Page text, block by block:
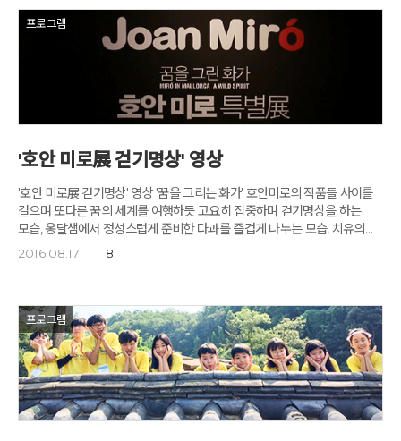
디자인, 영화 등에서 수많은 작품을 남겼습니다. 달리는 무의식의 세계를
탐구하는데 '프로이드'의 이론을 적용하였습니다. 이는 자신만의 표현방법을
구사하는데 견고한 토대가 됩니다. 서랍이나 둥근 알, 녹아내리는 시계, 우주
코끼리 등은 인간의 내면을 작품 속에 드러낸 다양한 상징입니다. 달팽이
이미지 또한 프로이드와의 만남과 긴밀한 연관성이 있습니다. 달팽이는
부드러움(몸체)과 딱딱함(껍질)을 동시에 지닌 역설적인 동물이기
때문입니다. 느린 달팽이 위의 날개달린 천사는 제약 없는 속도를 가진 신의
전달자로 달팽이가 날개를 달고 파도를 타는 역동성을 선물합니다. '우리는
모두 내면에 돈키호테를 가지고 있다. 그리고 모두 각자의 풍차가 있다. 나도
마찬가지다.' 베르나르 뷔페의 말입니다. 그림 앞에서 깊은 사색에 잠긴
고도원님입니다. 20세기 최고의 거장 세 사람의 예술을 만나는 것은 세
개의 우주를 만나는 일이며 그들을 통해 내 안의 우주를 만나는 일입니다.
20대의 나이에 피카소의 대항마로 떠올랐던 베르나르 뷔페는 2차 대전을
겪은 도시의 삭막하고 쓸쓸한 풍경과 메마른 사람들, 좌절의 초상을
황량함을 만납니다. 영상으로 만나는 뷔페와 그의 작품입니다. 누구보다
주목받는 삶을 살았지만 성공 뒤의 쓸쓸함과 슬픔을 함께 앓았던 화가,
어쩌면 그것은 모든 예술가의 숙명인지도 모릅니다. 미술관 걷기명상 후
'작음 음악회'로 이어진 예술치유시간, 'M&M Concerts'의 현악
4중주단을 소개하는 윤나라 실장입니다. 한여름 밤의 미술관, 뷔페의
그림에 둘러싸여 듣는 현악의 선율은 파리의 살롱으로 시공간을 옮긴 듯
감미롭습니다. 음악과 그림과 사람이 서로 젖고 스며들어 하나로 완성되는
프로그램
'호안 미로展 걷기명상' 영상
'호안 미로展 걷기명상' 영상 '꿈을 그리는 화가' 호안미로의 작품들 사이를
걸으며 또다른 꿈의 세계를 여행하듯 고요히 집중하며 걷기명상을 하는
모습, 옹달샘에서 정성스럽게 준비한 다과를 즐겁게 나누는 모습, 치유의
음악을 듣고, 저의 미니특강을 들으며 '잠깐멈춤'의 시간을 가졌던 그날의
2016.08.17 8
프로그램